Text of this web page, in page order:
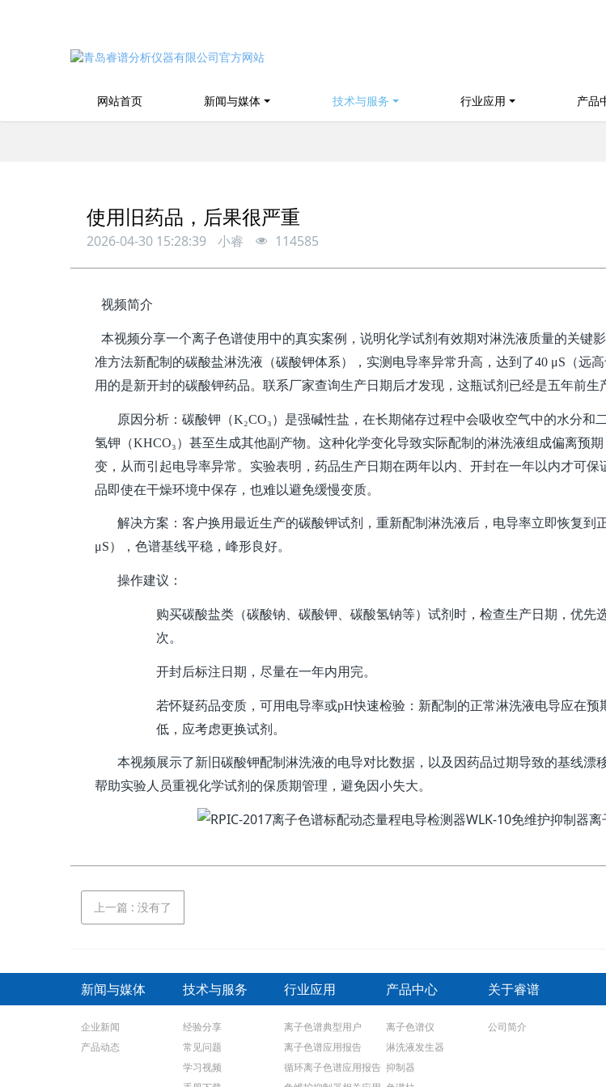
网站首页 新闻与媒体 技术与服务 行业应用 产品
使用旧药品，后果很严重
2026-04-30 15:28:39 小睿 114585
视频简介
本视频分享一个离子色谱使用中的真实案例，说明化学试剂有效期对淋洗液质量的关键
准方法新配制的碳酸盐淋洗液（碳酸钾体系），实测电导率异常升高，达到了40 μS （远
用的是新开封的碳酸钾药品。联系厂家查询生产日期后才发现，这瓶试剂已经是五年前生
原因分析：碳酸钾（K₂CO₃）是强碱性盐，在长期储存过程中会吸收空气中的水分和
氢钾（KHCO₃）甚至生成其他副产物。这种化学变化导致实际配制的淋洗液组成偏离预
变，从而引起电导率异常。实验表明，药品生产日期在两年以内、开封在一年以内才可保
品即使在干燥环境中保存，也难以避免缓慢变质。
解决方案：客户换用最近生产的碳酸钾试剂，重新配制淋洗液后，电导率立即恢复到
μS），色谱基线平稳，峰形良好。
操作建议：
购买碳酸盐类（碳酸钠、碳酸钾、碳酸氢钠等）试剂时，检查生产日期，优先
次。
开封后标注日期，尽量在一年内用完。
若怀疑药品变质，可用电导率或pH快速检验：新配制的正常淋洗液电导应在预
低，应考虑更换试剂。
本视频展示了新旧碳酸钾配制淋洗液的电导对比数据，以及因药品过期导致的基线漂
帮助实验人员重视化学试剂的保质期管理，避免因小失大。
上一篇 :没有了
新闻与媒体
企业新闻
产品动态
技术与服务
经验分享
常见问题
学习视频
行业应用
离子色谱典型用户
离子色谱应用报告
循环离子色谱应用报告
产品中心
离子色谱仪
淋洗液发生器
抑制器
关于睿谱
公司简介